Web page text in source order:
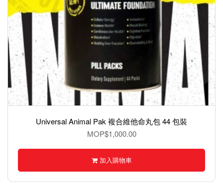
Universal Animal Pak 複合維他命丸包 44 包裝
MOP$1,000.00
加入購物車